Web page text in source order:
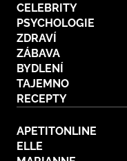
CELEBRITY
PSYCHOLOGIE
ZDRAVÍ
ZÁBAVA
BYDLENÍ
TAJEMNO
RECEPTY
APETITONLINE
ELLE